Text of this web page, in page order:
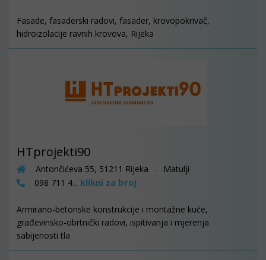
Fasade, fasaderski radovi, fasader, krovopokrivač,
hidroizolacije ravnih krovova, Rijeka
HTprojekti90
Antončićeva 55, 51211 Rijeka - Matulji
098 711 4... klikni za broj
Armirano-betonske konstrukcije i montažne kuće,
građevinsko-obrtnički radovi, ispitivanja i mjerenja
sabijenosti tla